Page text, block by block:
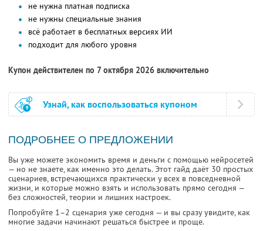
не нужна платная подписка
не нужны специальные знания
всё работает в бесплатных версиях ИИ
подходит для любого уровня
Купон действителен по 7 октября 2026 включительно
Узнай, как воспользоваться купоном
ПОДРОБНЕЕ О ПРЕДЛОЖЕНИИ
Вы уже можете экономить время и деньги с помощью нейросетей
— но не знаете, как именно это делать. Этот гайд даёт 30 простых
сценариев, встречающихся практически у всех в повседневной
жизни, и которые можно взять и использовать прямо сегодня —
без сложностей, теории и лишних настроек.
Попробуйте 1–2 сценария уже сегодня — и вы сразу увидите, как
многие задачи начинают решаться быстрее и проще.